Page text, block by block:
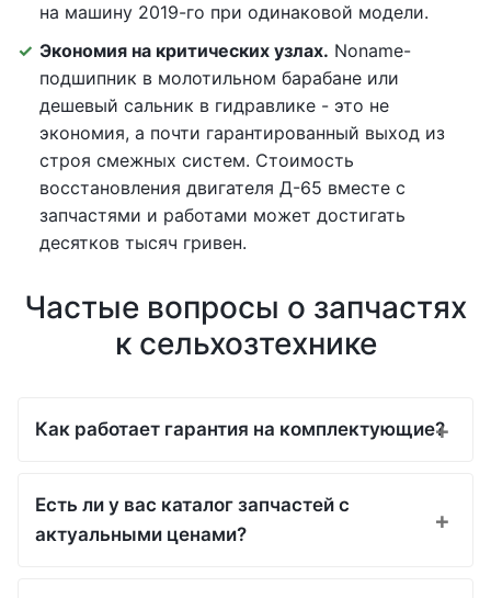
на машину 2019-го при одинаковой модели.
Экономия на критических узлах. Noname-
подшипник в молотильном барабане или
дешевый сальник в гидравлике - это не
экономия, а почти гарантированный выход из
строя смежных систем. Стоимость
восстановления двигателя Д-65 вместе с
запчастями и работами может достигать
десятков тысяч гривен.
Частые вопросы о запчастях
к сельхозтехнике
Как работает гарантия на комплектующие?
Есть ли у вас каталог запчастей с
актуальными ценами?